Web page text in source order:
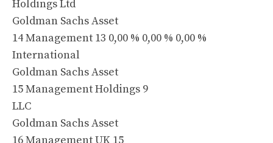
Holdings Ltd
Goldman Sachs Asset
14 Management 13 0,00 % 0,00 % 0,00 %
International
Goldman Sachs Asset
15 Management Holdings 9
LLC
Goldman Sachs Asset
16 Management UK 15